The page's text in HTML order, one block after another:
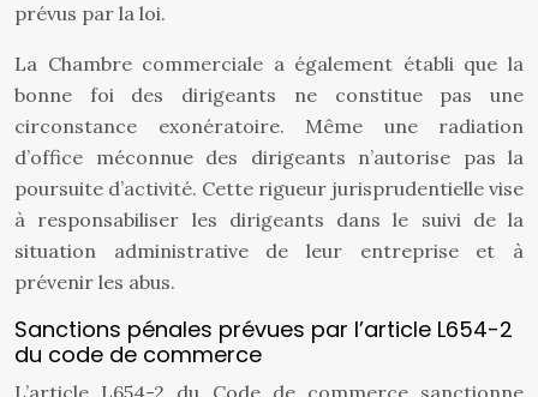
prévus par la loi.
La Chambre commerciale a également établi que la
bonne foi des dirigeants ne constitue pas une
circonstance exonératoire. Même une radiation
d’office méconnue des dirigeants n’autorise pas la
poursuite d’activité. Cette rigueur jurisprudentielle vise
à responsabiliser les dirigeants dans le suivi de la
situation administrative de leur entreprise et à
prévenir les abus.
Sanctions pénales prévues par l’article L654-2
du code de commerce
L’article L654-2 du Code de commerce sanctionne